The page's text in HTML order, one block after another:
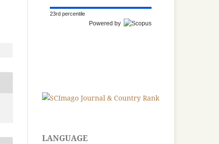
23rd percentile
Powered by
LANGUAGE